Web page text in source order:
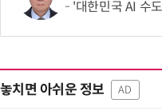
'대한민국 AI 수도' 향한 전력·수
놓치면 아쉬운 정보 AD